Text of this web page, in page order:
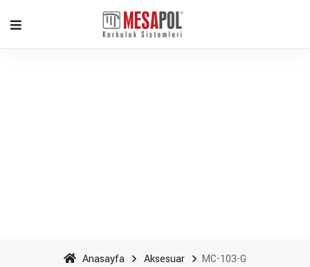
Anasayfa Aksesuar MC-103-G